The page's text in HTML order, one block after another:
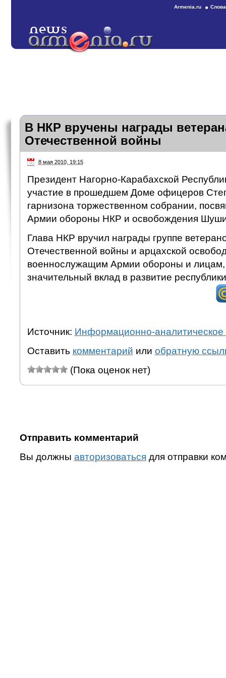
Armenia.ru
В НКР вручены награды
Отечественной войны
8 мая 2010, 19:15
Президент Нагорно-Карабахской
участие в прошедшем Доме офицеров
гарнизона торжественном собрании,
Армии обороны НКР и освобождения
Глава НКР вручил награды группе
Отечественной войны и арцахской
военнослужащим Армии обороны и
значительный вклад в развитие
Источник: Информационно-аналитическое
Оставить комментарий или обратную
(Пока оценок нет)
Отправить комментарий
Вы должны авторизоваться для отправки